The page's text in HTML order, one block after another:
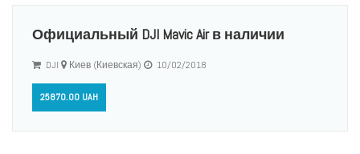
Официальный DJI Mavic Air в наличии
DJI Киев (Киевская) 10/02/2018
25870.00 UAH